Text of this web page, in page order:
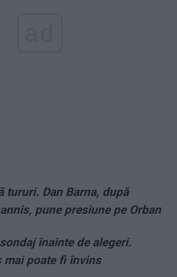
tururi. Dan Barna, după
pune presiune pe Orban
înainte de alegeri.
mai poate fi învins